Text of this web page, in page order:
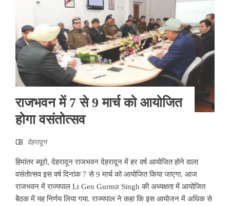
राजभवन में 7 से 9 मार्च को आयोजित
होगा वसंतोत्सव
देहरादून
हिमांतर ब्यूरो, देहरादून राजभवन देहरादून में हर वर्ष आयोजित होने वाला
वसंतोत्सव इस वर्ष दिनांक 7 से 9 मार्च को आयोजित किया जाएगा. आज
राजभवन में राज्यपाल Lt Gen Gurmit Singh की अध्यक्षता में आयोजित
बैठक में यह निर्णय लिया गया. राज्यपाल ने कहा कि इस आयोजन में अधिक से